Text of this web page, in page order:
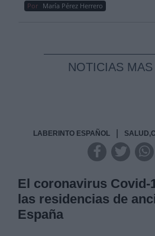
Por María Pérez Herrero
NOTICIAS
LABERINTO ESPAÑOL
El coronavirus Covid-
las residencias de
España